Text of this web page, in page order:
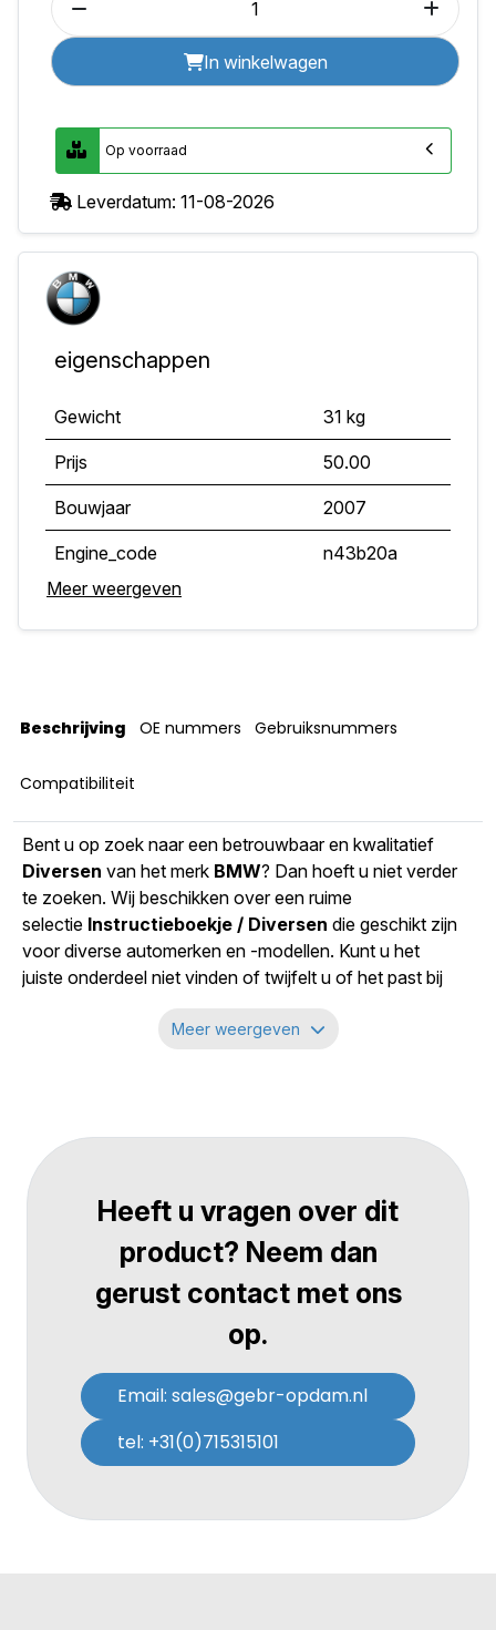
eigenschappen
Gewicht 31 kg
Prijs 50.00
Bouwjaar 2007
Engine_code n43b20a
OE nummer
Meer weergeven
In winkelwagen
Op voorraad
Leverdatum: 11-08-2026
Beschrijving OE nummers Gebruiksnummers
Compatibiliteit
Bent u op zoek naar een betrouwbaar en kwalitatief
Diversen van het merk BMW? Dan hoeft u niet verder
te zoeken. Wij beschikken over een ruime
selectie Instructieboekje / Diversen die geschikt zijn
voor diverse automerken en -modellen. Kunt u het
juiste onderdeel niet vinden of twijfelt u of het past bij
onderstaande contactgegevens. Wij helpen u graag
Meer weergeven
Heeft u vragen over dit
product? Neem dan
gerust contact met ons
op.
Email: sales@gebr-opdam.nl
tel: +31(0)715315101